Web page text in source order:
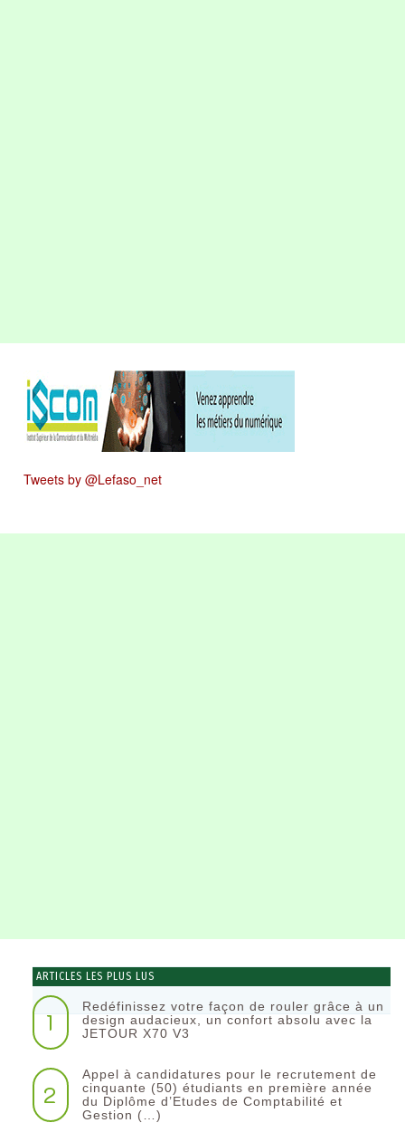
Tweets by @Lefaso_net
ARTICLES LES PLUS LUS
1
Redéfinissez votre façon de rouler grâce à un
design audacieux, un confort absolu avec la
JETOUR X70 V3
2
Appel à candidatures pour le recrutement de
cinquante (50) étudiants en première année
du Diplôme d’Etudes de Comptabilité et
Gestion (…)